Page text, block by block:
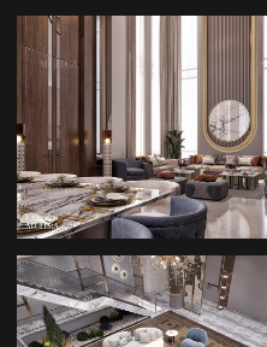
KONUT IÇ TASARIMI